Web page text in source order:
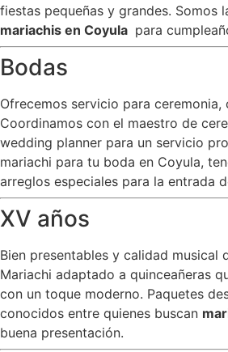
fiestas pequeñas y grandes. Somos
mariachis en Coyula para
Bodas
Ofrecemos servicio para
Coordinamos con el maestro de
wedding planner para un servicio
mariachi para tu boda en Coyula,
arreglos especiales para la entrada
XV años
Bien presentables y calidad musical
Mariachi adaptado a quinceañeras
con un toque moderno. Paquetes
conocidos entre quienes buscan
buena presentación.